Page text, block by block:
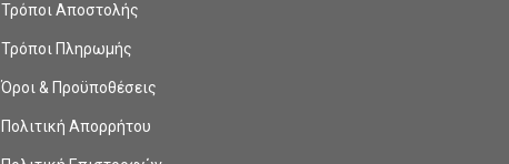
Τρόποι Αποστολής
Τρόποι Πληρωμής
Όροι & Προϋποθέσεις
Πολιτική Απορρήτου